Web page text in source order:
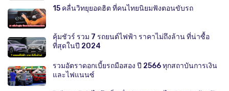
15 คลื่นวิทยุยอดฮิต ที่คนไทยนิยมฟังตอนขับรถ
คุ้มชัวร์ รวม 7 รถยนต์ไฟฟ้า ราคาไม่ถึงล้าน ที่น่าซื้อ
ที่สุดในปี 2024
รวมอัตราดอกเบี้ยรถมือสอง ปี 2566 ทุกสถาบันการเงิน
และไฟแนนซ์